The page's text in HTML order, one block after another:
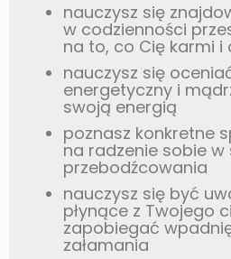
nauczysz się
w codzienności
na to, co Cię karmi i
nauczysz się
energetyczny i
swoją energią
poznasz konkretne
na radzenie sobie
przebodźcowania
nauczysz się być
płynące z Twojego
zapobiegać
załamania